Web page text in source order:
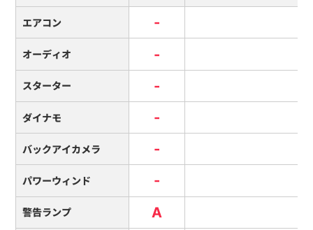
エアコン -
オーディオ -
スターター -
ダイナモ -
バックアイカメラ -
パワーウィンド -
警告ランプ A